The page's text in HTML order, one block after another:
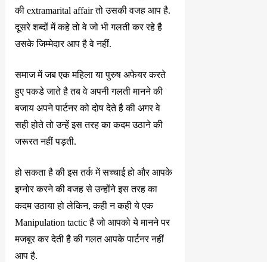
की extramarital affair तो उसकी वजह आप है.
दूसरे शब्दों में कहे तो वे जो भी गलती कर रहे है
उसके जिम्मेदार आप है वे नहीं.
समाज में जब एक महिला या पुरुष अफेयर करते
हुए पकडे जाते है तब वे अपनी गलती मानने की
बजाय अपने पार्टनर को दोष देते है की अगर वे
सही होते तो उन्हें इस तरह का कदम उठाने की
जरूरत नहीं पड़ती.
हो सकता है की इस तर्क में सच्चाई हो और आपके
इग्नोर करने की वजह से उन्होंने इस तरह का
कदम उठाया हो लेकिन, कही न कही ये एक
Manipulation tactic है जो आपको ये मानने पर
मजबूर कर देती है की गलत आपके पार्टनर नहीं
आप है.